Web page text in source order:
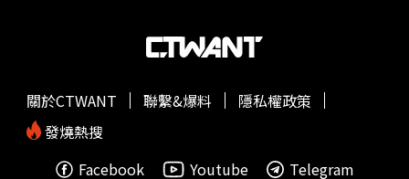
關於CTWANT 聯繫&爆料
隱私權政策
發燒熱搜
Facebook
Youtube Telegram